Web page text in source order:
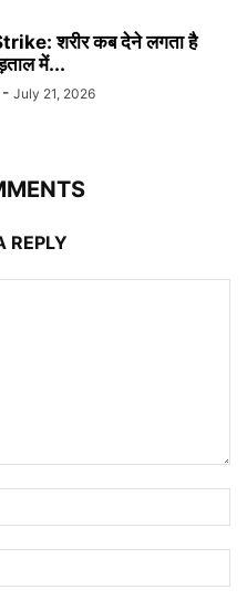
शरीर कब देने लगता है
में...
- July 21, 2026
REPLY